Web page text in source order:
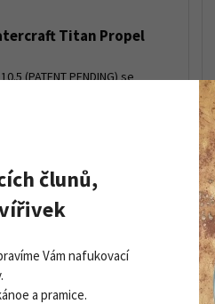
Titan Propel
(PATENT PENDING) se
Detail produktu
člunů,
Vám nafukovací
a pramice.